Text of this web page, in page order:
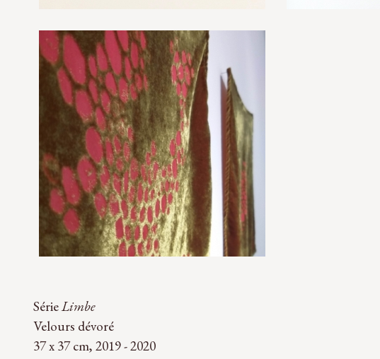
SérieLimbe
Velours dévoré
37 x 37 cm, 2019 - 2020